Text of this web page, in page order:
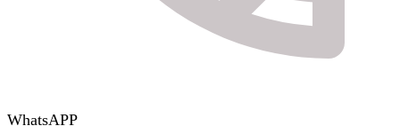
WhatsAPP